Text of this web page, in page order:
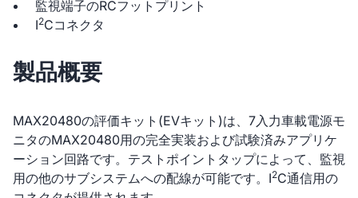
監視端子のRCフットプリント
I2Cコネクタ
製品概要
MAX20480の評価キット(EVキット)は、7入力車載電源モ
ニタのMAX20480用の完全実装および試験済みアプリケ
ーション回路です。テストポイントタップによって、監視
用の他のサブシステムへの配線が可能です。I2C通信用の